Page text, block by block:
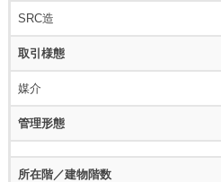
SRC造
取引様態
媒介
管理形態
所在階／建物階数